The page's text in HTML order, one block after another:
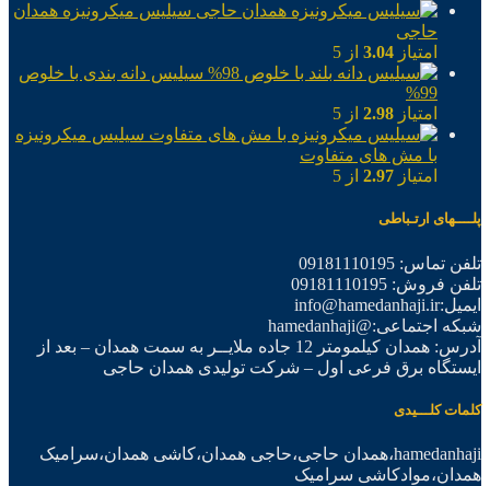
سیلیس میکرونیزه همدان
حاجی
امتیاز 3.04 از 5
سیلیس دانه بندی با خلوص
99%
امتیاز 2.98 از 5
سیلیس میکرونیزه
با مش های متفاوت
امتیاز 2.97 از 5
پلــــهای ارتـباطی
تلفن تماس: 09181110195
تلفن فروش: 09181110195
ایمیل:info@hamedanhaji.ir
شبکه اجتماعی:@hamedanhaji
آدرس: همدان کیلمومتر 12 جاده ملایــر به سمت همدان – بعد از
ایستگاه برق فرعی اول – شرکت تولیدی همدان حاجی
کلمات کلـــیدی
hamedanhaji،همدان حاجی،حاجی همدان،کاشی همدان،سرامیک
همدان،موادکاشی سرامیک